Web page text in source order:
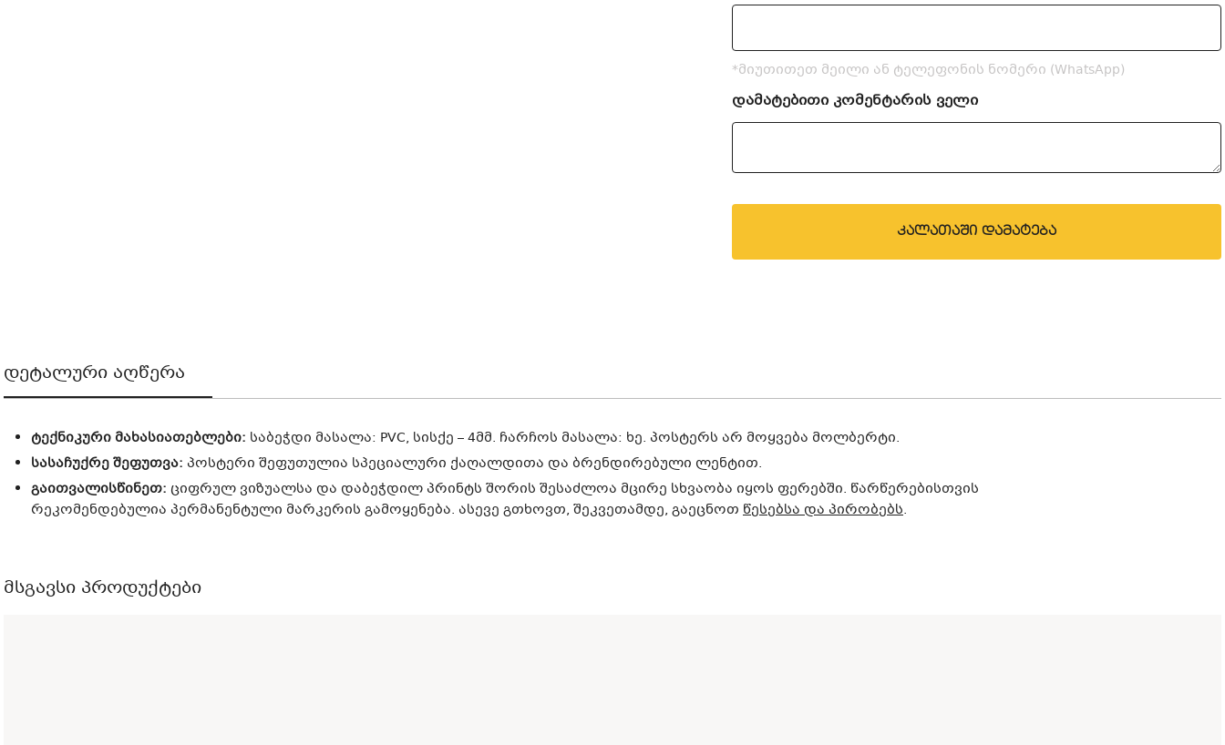
*მიუთითეთ მეილი ან ტელეფონის ნომერი (WhatsApp)
დამატებითი კომენტარის ველი
კალათაში დამატება
დეტალური აღწერა
ტექნიკური მახასიათებლები: საბეჭდი მასალა: PVC, სისქე – 4მმ. ჩარჩოს მასალა: ხე. პოსტერს არ მოყვება მოლბერტი.
სასაჩუქრე შეფუთვა: პოსტერი შეფუთულია სპეციალური ქაღალდითა და ბრენდირებული ლენტით.
გაითვალისწინეთ: ციფრულ ვიზუალსა და დაბეჭდილ პრინტს შორის შესაძლოა მცირე სხვაობა იყოს ფერებში. წარწერებისთვის
რეკომენდებულია პერმანენტული მარკერის გამოყენება. ასევე გთხოვთ, შეკვეთამდე, გაეცნოთ წესებსა და პირობებს.
მსგავსი პროდუქტები